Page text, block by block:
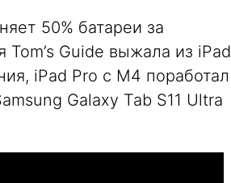
50% батареи за
Tom’s Guide выжала из iPad
iPad Pro с M4 поработал
Galaxy Tab S11 Ultra